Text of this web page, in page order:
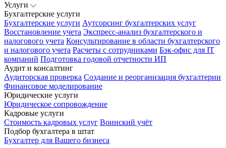
Услуги
Бухгалтерские услуги
Бухгалтерские услуги Аутсорсинг бухгалтерских услуг
Восстановление учета Экспресс-анализ бухгалтерского и
налогового учета Консультирование в области бухгалтерского
и налогового учета Расчеты с сотрудниками Бэк-офис для IT
компаний Подготовка годовой отчетности ИП
Аудит и консалтинг
Аудиторская проверка Создание и реорганизация бухгалтерии
Финансовое моделирование
Юридические услуги
Юридическое сопровождение
Кадровые услуги
Стоимость кадровых услуг Воинский учёт
Подбор бухгалтера в штат
Бухгалтер для Вашего бизнеса